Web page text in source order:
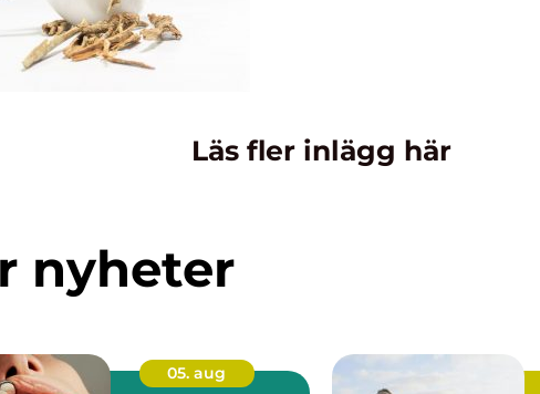
Läs fler inlägg här
nyheter
05. aug